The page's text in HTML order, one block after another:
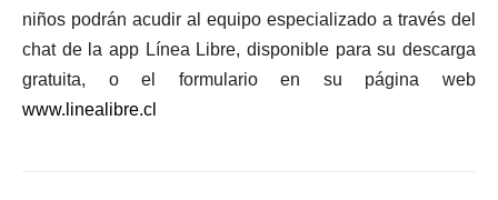
niños podrán acudir al equipo especializado a través del
chat de la app Línea Libre, disponible para su descarga
gratuita, o el formulario en su página web
www.linealibre.cl